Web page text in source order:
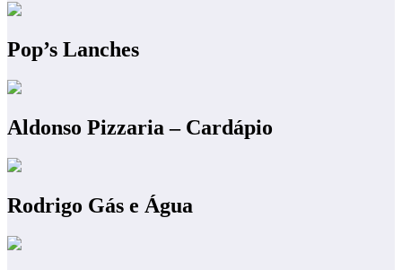
Pop’s Lanches
Aldonso Pizzaria – Cardápio
Rodrigo Gás e Água